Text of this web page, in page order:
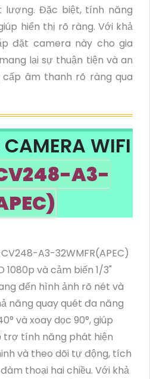
lượng. Đặc biệt, tính năng
hiển thị rõ ràng. Với khả
đặt camera này cho gia
lại sự thuận tiện và an
âm thanh rõ ràng qua
WIFI
A3-
A3-32WMFR(APEC)
1080p và cảm biến 1/3"
đến hình ảnh rõ nét và
năng quay quét đa năng
và xoay dọc 90°, giúp
trợ tính năng phát hiện
và theo dõi tự động, tích
thoại hai chiều. Với khả